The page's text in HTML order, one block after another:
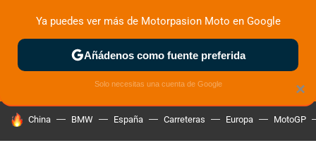
ZONA DE PRUEBAS DEPORTIVAS MOTOS ELÉCTRICAS
HOY SE HABLA DE
China BMW España Carreteras Europa MotoGP
×
Ya puedes ver más de Motorpasion Moto en Google
Añádenos como fuente preferida
Solo necesitas una cuenta de Google